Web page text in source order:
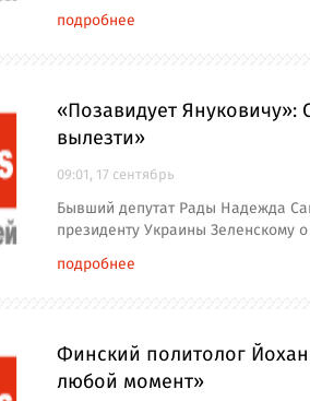
подробнее
«Позавидует Януковичу»:
вылезти»
09:01, 17 сентябрь
Бывший депутат Рады Надежда
президенту Украины Зеленскому
подробнее
Финский политолог
любой момент»